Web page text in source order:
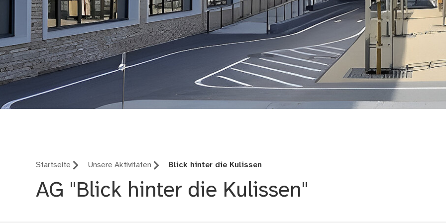
Startseite Unsere Aktivitäten Blick hinter die Kulissen
AG "Blick hinter die Kulissen"